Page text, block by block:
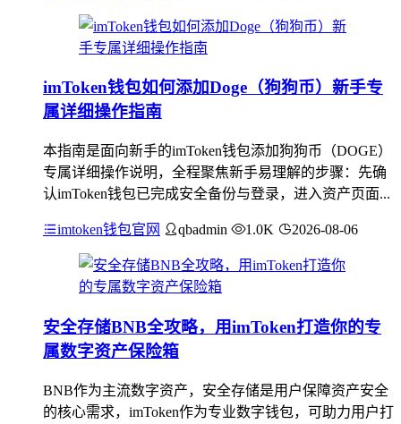
imToken钱包如何添加Doge（狗狗币）新手专
属详细操作指南
本指南是面向新手的imToken钱包添加狗狗币（DOGE）
专属详细操作说明，全程聚焦新手易理解的步骤：先确
认imToken钱包已完成安全备份与登录，进入资产页面...
imtoken钱包官网 qbadmin 1.0K 2026-08-06
安全存储BNB全攻略，用imToken打造你的专
属数字资产保险箱
BNB作为主流数字资产，安全存储是用户保障资产安全
的核心需求，imToken作为专业数字钱包，可助力用户打